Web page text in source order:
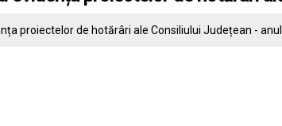
proiectelor de hotărâri ale Consiliului Județean -